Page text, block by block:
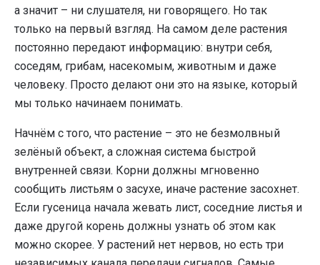
а значит – ни слушателя, ни говорящего. Но так
только на первый взгляд. На самом деле растения
постоянно передают информацию: внутри себя,
соседям, грибам, насекомым, животным и даже
человеку. Просто делают они это на языке, который
мы только начинаем понимать.
Начнём с того, что растение – это не безмолвный
зелёный объект, а сложная система быстрой
внутренней связи. Корни должны мгновенно
сообщить листьям о засухе, иначе растение засохнет.
Если гусеница начала жевать лист, соседние листья и
даже другой корень должны узнать об этом как
можно скорее. У растений нет нервов, но есть три